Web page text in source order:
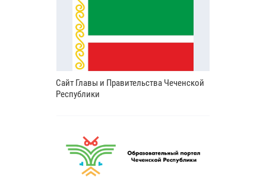
Сайт Главы и Правительства Чеченской
Республики